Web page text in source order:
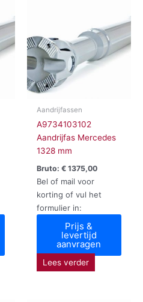
Aandrijfassen
A9734103102
Aandrijfas Mercedes
1328 mm
Bruto: €1375,00
Bel of mail voor
korting of vul het
formulier in:
Prijs &
levertijd
aanvragen
Lees verder